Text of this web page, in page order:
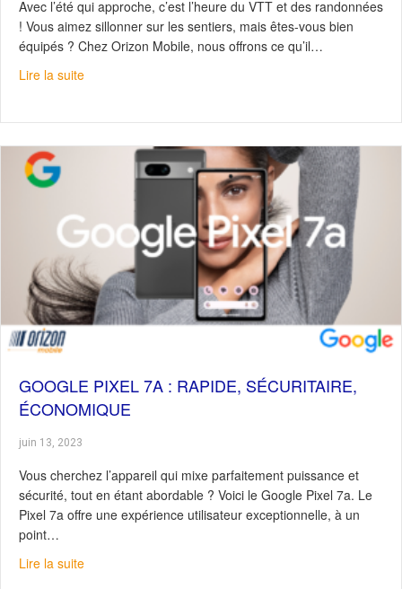
Avec l’été qui approche, c’est l’heure du VTT et des randonnées
! Vous aimez sillonner sur les sentiers, mais êtes-vous bien
équipés ? Chez Orizon Mobile, nous offrons ce qu’il…
Lire la suiteabout Téléphonie satellite : Restez connectés, peu
GOOGLE PIXEL 7A : RAPIDE, SÉCURITAIRE,
ÉCONOMIQUE
juin 13, 2023
Vous cherchez l’appareil qui mixe parfaitement puissance et
sécurité, tout en étant abordable ? Voici le Google Pixel 7a. Le
Pixel 7a offre une expérience utilisateur exceptionnelle, à un
point…
Lire la suiteabout Google Pixel 7a : Rapide, sécuritaire,